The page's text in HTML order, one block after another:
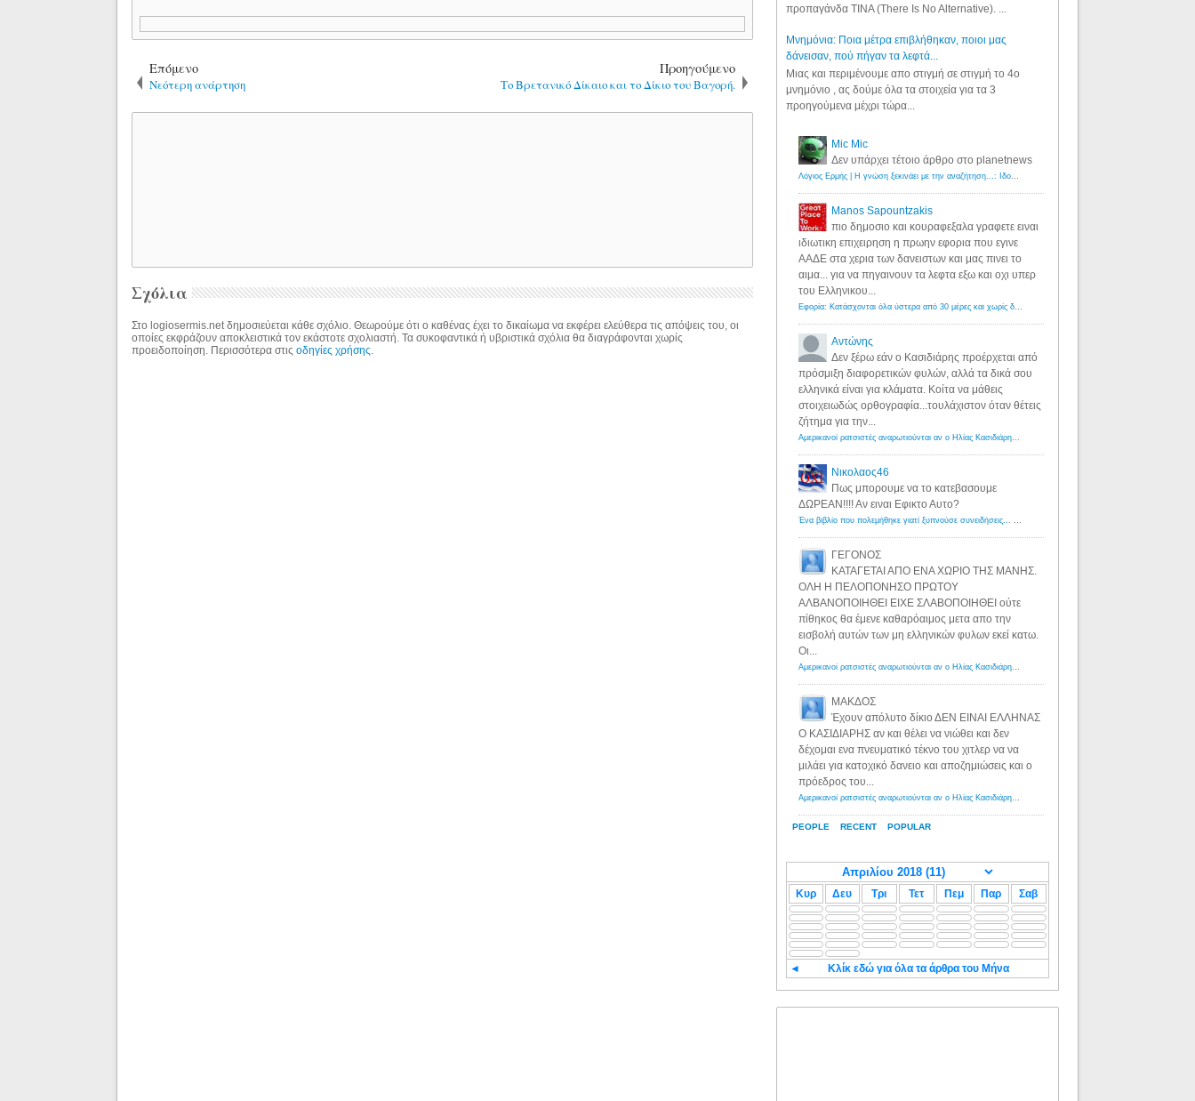
Επόμενο
Νεότερη ανάρτηση
Προηγούμενο
Το Βρετανικό Δίκαιο και το Δίκιο του Βαγορή.
Σχόλια
Στο logiosermis.net δημοσιεύεται κάθε σχόλιο. Θεωρούμε ότι ο καθένας έχει το δικαίωμα να εκφέρει ελεύθερα τις απόψεις του, οι
οποίες εκφράζουν αποκλειστικά τον εκάστοτε σχολιαστή. Τα συκοφαντικά ή υβριστικά σχόλια θα διαγράφονται χωρίς
προειδοποίηση. Περισσότερα στιςοδηγίες χρήσης
προπαγάνδα TINA (There Is No Alternative). ...
Μνημόνια: Ποια μέτρα επιβλήθηκαν, ποιοι μας
δάνεισαν, πού πήγαν τα λεφτά...
Μιας και περιμένουμε απο στιγμή σε στιγμή το 4ο
μνημόνιο , ας δούμε όλα τα στοιχεία για τα 3
προηγούμενα μέχρι τώρα...
PEOPLE RECENT POPULAR
Mic Mic
Δεν υπάρχει τέτοιο άρθρο στο planetnews
Λόγιος Ερμής | Η γνώση ξεκινάει με την αναζήτηση...: Ιδού οι 18 που χρωστούν 11 δις ευρώ!
Manos Sapountzakis
πιο δημοσιο και κουραφεξαλα γραφετε ειναι
ιδιωτικη επιχειρηση η πρωην εφορια που εγινε
ΑΑΔΕ στα χερια των δανειστων και μας πινει το
αιμα... για να πηγαινουν τα λεφτα εξω και οχι υπερ
του Ελληνικου...
Εφορία: Κατάσχονται όλα ύστερα από 30 μέρες και χωρίς δικαστικές αποφάσεις - Λόγιος Ερμής
Αντώνης
Δεν ξέρω εάν ο Κασιδιάρης προέρχεται από
πρόσμιξη διαφορετικών φυλών, αλλά τα δικά σου
ελληνικά είναι για κλάματα. Κοίτα να μάθεις
στοιχειωδώς ορθογραφία...τουλάχιστον όταν θέτεις
ζήτημα για την...
Αμερικανοί ρατσιστές αναρωτιούνται αν ο Ηλίας Κασιδιάρης ανήκει στη λευκή φυλή... - Λόγιος Ερμής
Νικολαος46
Πως μπορουμε να το κατεβασουμε
ΔΩΡΕΑΝ!!!! Αν ειναι Εφικτο Αυτο?
Ένα βιβλίο που πολεμήθηκε γιατί ξυπνούσε συνειδήσεις... - Λόγιος Ερμής | Η γνώση ξεκινάει με την αναζήτηση...
ΓΕΓΟΝΟΣ
ΚΑΤΑΓΕΤΑΙ ΑΠΟ ΕΝΑ ΧΩΡΙΟ ΤΗΣ ΜΑΝΗΣ.
ΟΛΗ Η ΠΕΛΟΠΟΝΗΣΟ ΠΡΩΤΟΥ
ΑΛΒΑΝΟΠΟΙΗΘΕΙ ΕΙΧΕ ΣΛΑΒΟΠΟΙΗΘΕΙ ούτε
πίθηκος θα έμενε καθαρόαιμος μετα απο την
εισβολή αυτών των μη ελληνικών φυλων εκεί κατω.
Οι...
Αμερικανοί ρατσιστές αναρωτιούνται αν ο Ηλίας Κασιδιάρης ανήκει στη λευκή φυλή... - Λόγιος Ερμής
ΜΑΚΔΟΣ
Έχουν απόλυτο δίκιο ΔΕΝ ΕΙΝΑΙ ΕΛΛΗΝΑΣ
Ο ΚΑΣΙΔΙΑΡΗΣ αν και θέλει να νιώθει και δεν
δέχομαι ενα πνευματικό τέκνο του χιτλερ να να
μιλάει για κατοχικό δανειο και αποζημιώσεις και ο
πρόεδρος του...
Αμερικανοί ρατσιστές αναρωτιούνται αν ο Ηλίας Κασιδιάρης ανήκει στη λευκή φυλή... - Λόγιος Ερμής
Κυρ Δευ Τρι Τετ Πεμ Παρ Σαβ
◄ Κλίκ εδώ για όλα τα άρθρα του Μήνα